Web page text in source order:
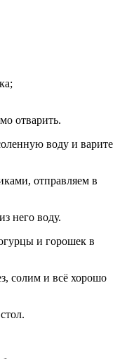
отварить.
воду и варите
отправляем в
него воду.
и горошек в
солим и всё хорошо